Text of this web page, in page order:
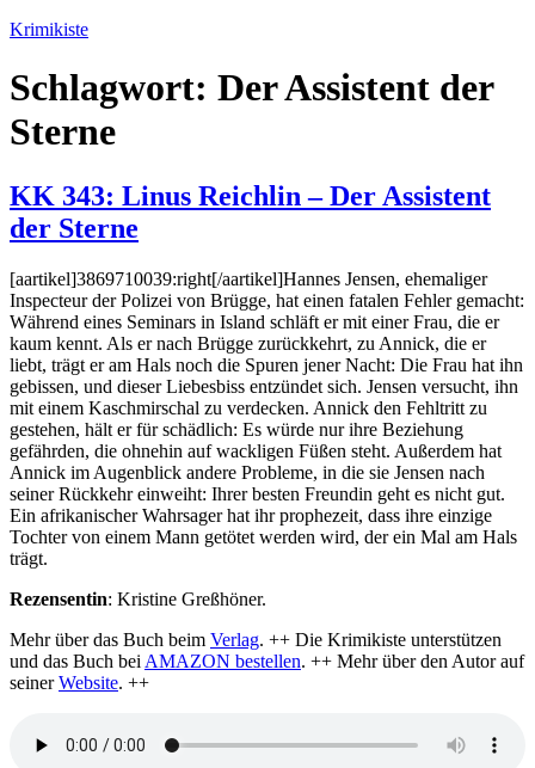
Zum
springen
Krimikiste
Schlagwort: Der Assistent der
Sterne
KK 343: Linus Reichlin – Der Assistent
der Sterne
[aartikel]3869710039:right[/aartikel]Hannes Jensen, ehemaliger
Inspecteur der Polizei von Brügge, hat einen fatalen Fehler gemacht:
Während eines Seminars in Island schläft er mit einer Frau, die er
kaum kennt. Als er nach Brügge zurückkehrt, zu Annick, die er
liebt, trägt er am Hals noch die Spuren jener Nacht: Die Frau hat ihn
gebissen, und dieser Liebesbiss entzündet sich. Jensen versucht, ihn
mit einem Kaschmirschal zu verdecken. Annick den Fehltritt zu
gestehen, hält er für schädlich: Es würde nur ihre Beziehung
gefährden, die ohnehin auf wackligen Füßen steht. Außerdem hat
Annick im Augenblick andere Probleme, in die sie Jensen nach
seiner Rückkehr einweiht: Ihrer besten Freundin geht es nicht gut.
Ein afrikanischer Wahrsager hat ihr prophezeit, dass ihre einzige
Tochter von einem Mann getötet werden wird, der ein Mal am Hals
trägt.
Rezensentin: Kristine Greßhöner.
Mehr über das Buch beim Verlag. ++ Die Krimikiste unterstützen
und das Buch bei AMAZON bestellen. ++ Mehr über den Autor auf
seinerWebsite. ++